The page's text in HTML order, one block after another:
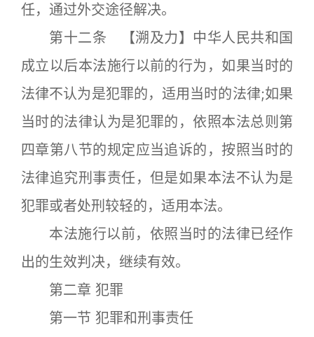
任，通过外交途径解决。
第十二条 【溯及力】中华人民共和国
成立以后本法施行以前的行为，如果当时的
法律不认为是犯罪的，适用当时的法律;如果
当时的法律认为是犯罪的，依照本法总则第
四章第八节的规定应当追诉的，按照当时的
法律追究刑事责任，但是如果本法不认为是
犯罪或者处刑较轻的，适用本法。
本法施行以前，依照当时的法律已经作
出的生效判决，继续有效。
第二章 犯罪
第一节 犯罪和刑事责任